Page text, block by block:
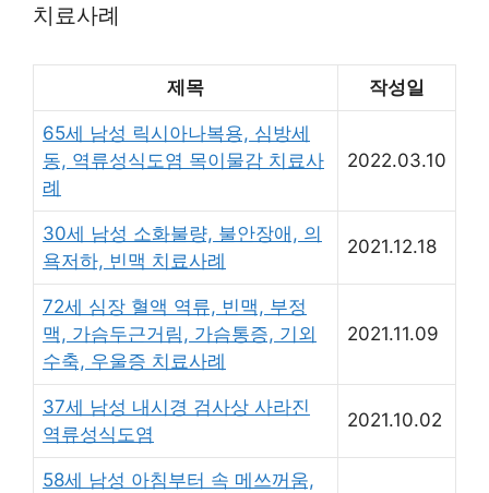
치료사례
제목 작성일
65세 남성 릭시아나복용, 심방세
동, 역류성식도염 목이물감 치료사
례
2022.03.10
30세 남성 소화불량, 불안장애, 의
욕저하, 빈맥 치료사례
2021.12.18
72세 심장 혈액 역류, 빈맥, 부정
맥, 가슴두근거림, 가슴통증, 기외
수축, 우울증 치료사례
2021.11.09
37세 남성 내시경 검사상 사라진
역류성식도염
2021.10.02
58세 남성 아침부터 속 메쓰꺼움,